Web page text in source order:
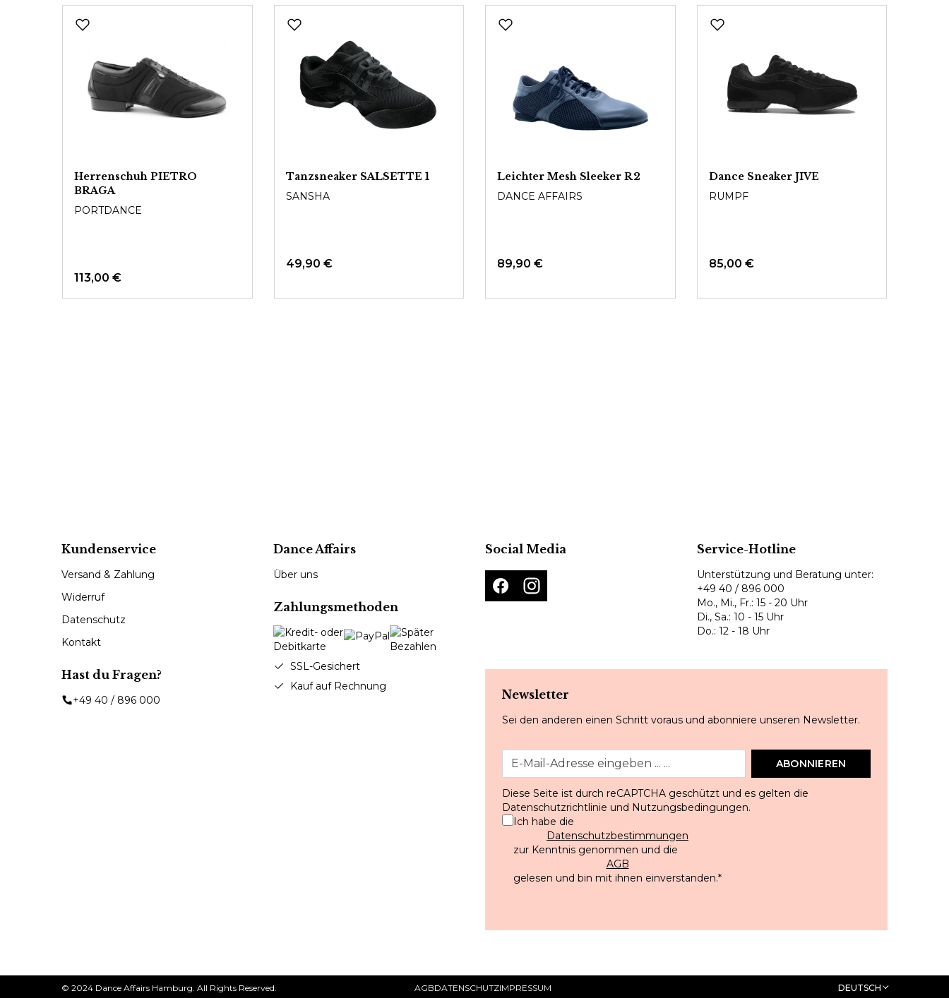
Herrenschuh PIETRO
BRAGA
PORTDANCE
113,00 €
Tanzsneaker SALSETTE 1
SANSHA
49,90 €
Leichter Mesh Sleeker R2
DANCE AFFAIRS
89,90 €
Dance Sneaker JIVE
RUMPF
85,00 €
Kundenservice
Versand & Zahlung
Widerruf
Datenschutz
Kontakt
Hast du Fragen?
+49 40 / 896 000
Dance Affairs
Über uns
Zahlungsmethoden
SSL-Gesichert
Kauf auf Rechnung
Social Media Service-Hotline
Unterstützung und Beratung unter:
+49 40 / 896 000
Mo., Mi., Fr.: 15 - 20 Uhr
Di., Sa.: 10 - 15 Uhr
Do.: 12 - 18 Uhr
Newsletter
Sei den anderen einen Schritt voraus und abonniere unseren Newsletter.
ABONNIEREN
Diese Seite ist durch reCAPTCHA geschützt und es gelten die
Datenschutzrichtlinie und Nutzungsbedingungen.
Ich habe die
Datenschutzbestimmungen
zur Kenntnis genommen und die
AGB
gelesen und bin mit ihnen einverstanden.*
© 2024 Dance Affairs Hamburg. All Rights Reserved. AGBDATENSCHUTZIMPRESSUM DEUTSCH